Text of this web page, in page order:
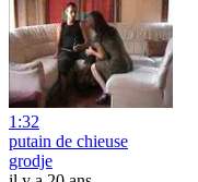
1:32
putain de chieuse
grodje